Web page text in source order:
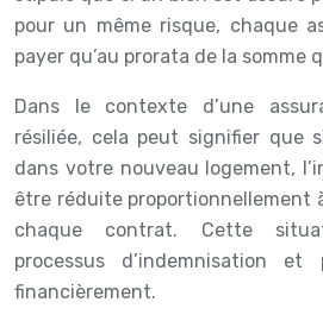
pour un même risque, chaque
payer qu’au prorata de la somme
Dans le contexte d’une
résiliée, cela peut signifier que
dans votre nouveau logement,
être réduite proportionnellement
chaque contrat. Cette
processus d’indemnisation
financièrement.